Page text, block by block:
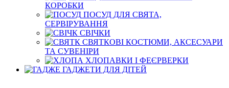
КОРОБКИ
ПОСУД ДЛЯ СВЯТА,
СЕРВІРУВАННЯ
СВІЧКИ
СВЯТКОВІ КОСТЮМИ, АКСЕСУАРИ
ТА СУВЕНІРИ
ХЛОПАВКИ І ФЕЄРВЕРКИ
ГАДЖЕТИ ДЛЯ ДІТЕЙ